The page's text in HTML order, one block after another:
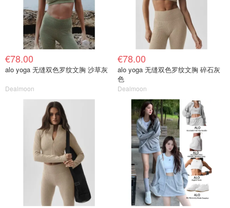
€78.00
alo yoga 无缝双色罗纹文胸 沙草灰
Dealmoon
€78.00
alo yoga 无缝双色罗纹文胸 碎石灰
色
Dealmoon